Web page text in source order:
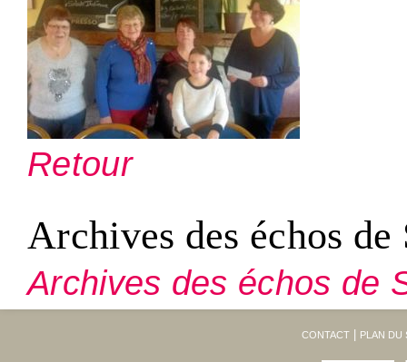
Retour
Archives des échos
Archives des échos de
CONTACT PLAN DU